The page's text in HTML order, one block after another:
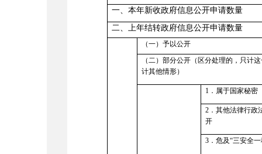
一、本年新收政府信息公开申请数量
二、上年结转政府信息公开申请数量
（一）予以公开
（二）部分公开（区分处理的，只计
计其他情形）
1 ．属于国家秘密
2．其他法律行政
开
3．危及“三安全